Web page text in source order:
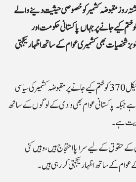
روز مقبوضہ کشمیر کو خصوصی حیثیت دینے والے
ہند کے آرٹیکل 370 کو ختم کیے جانے پر جہاں پاکستانی حکومت اور
شخصیات بھی کشمیری عوام کے ساتھ اظہار یکجہتی
بھارتی حکومت کی جانب سے آرٹیکل 370 کو ختم کیے جانے پر مقبوضہ کشمیر کی سیاسی
ہے جبکہ پاکستانی عوام بھی وادی کے لوگوں کے ساتھ
دیت ہے۔
حقوق کے لیے سراپا احتجاج ہیں، وہیں کئی
کے ساتھ اظہار یکجہتی کر رہی ہیں۔